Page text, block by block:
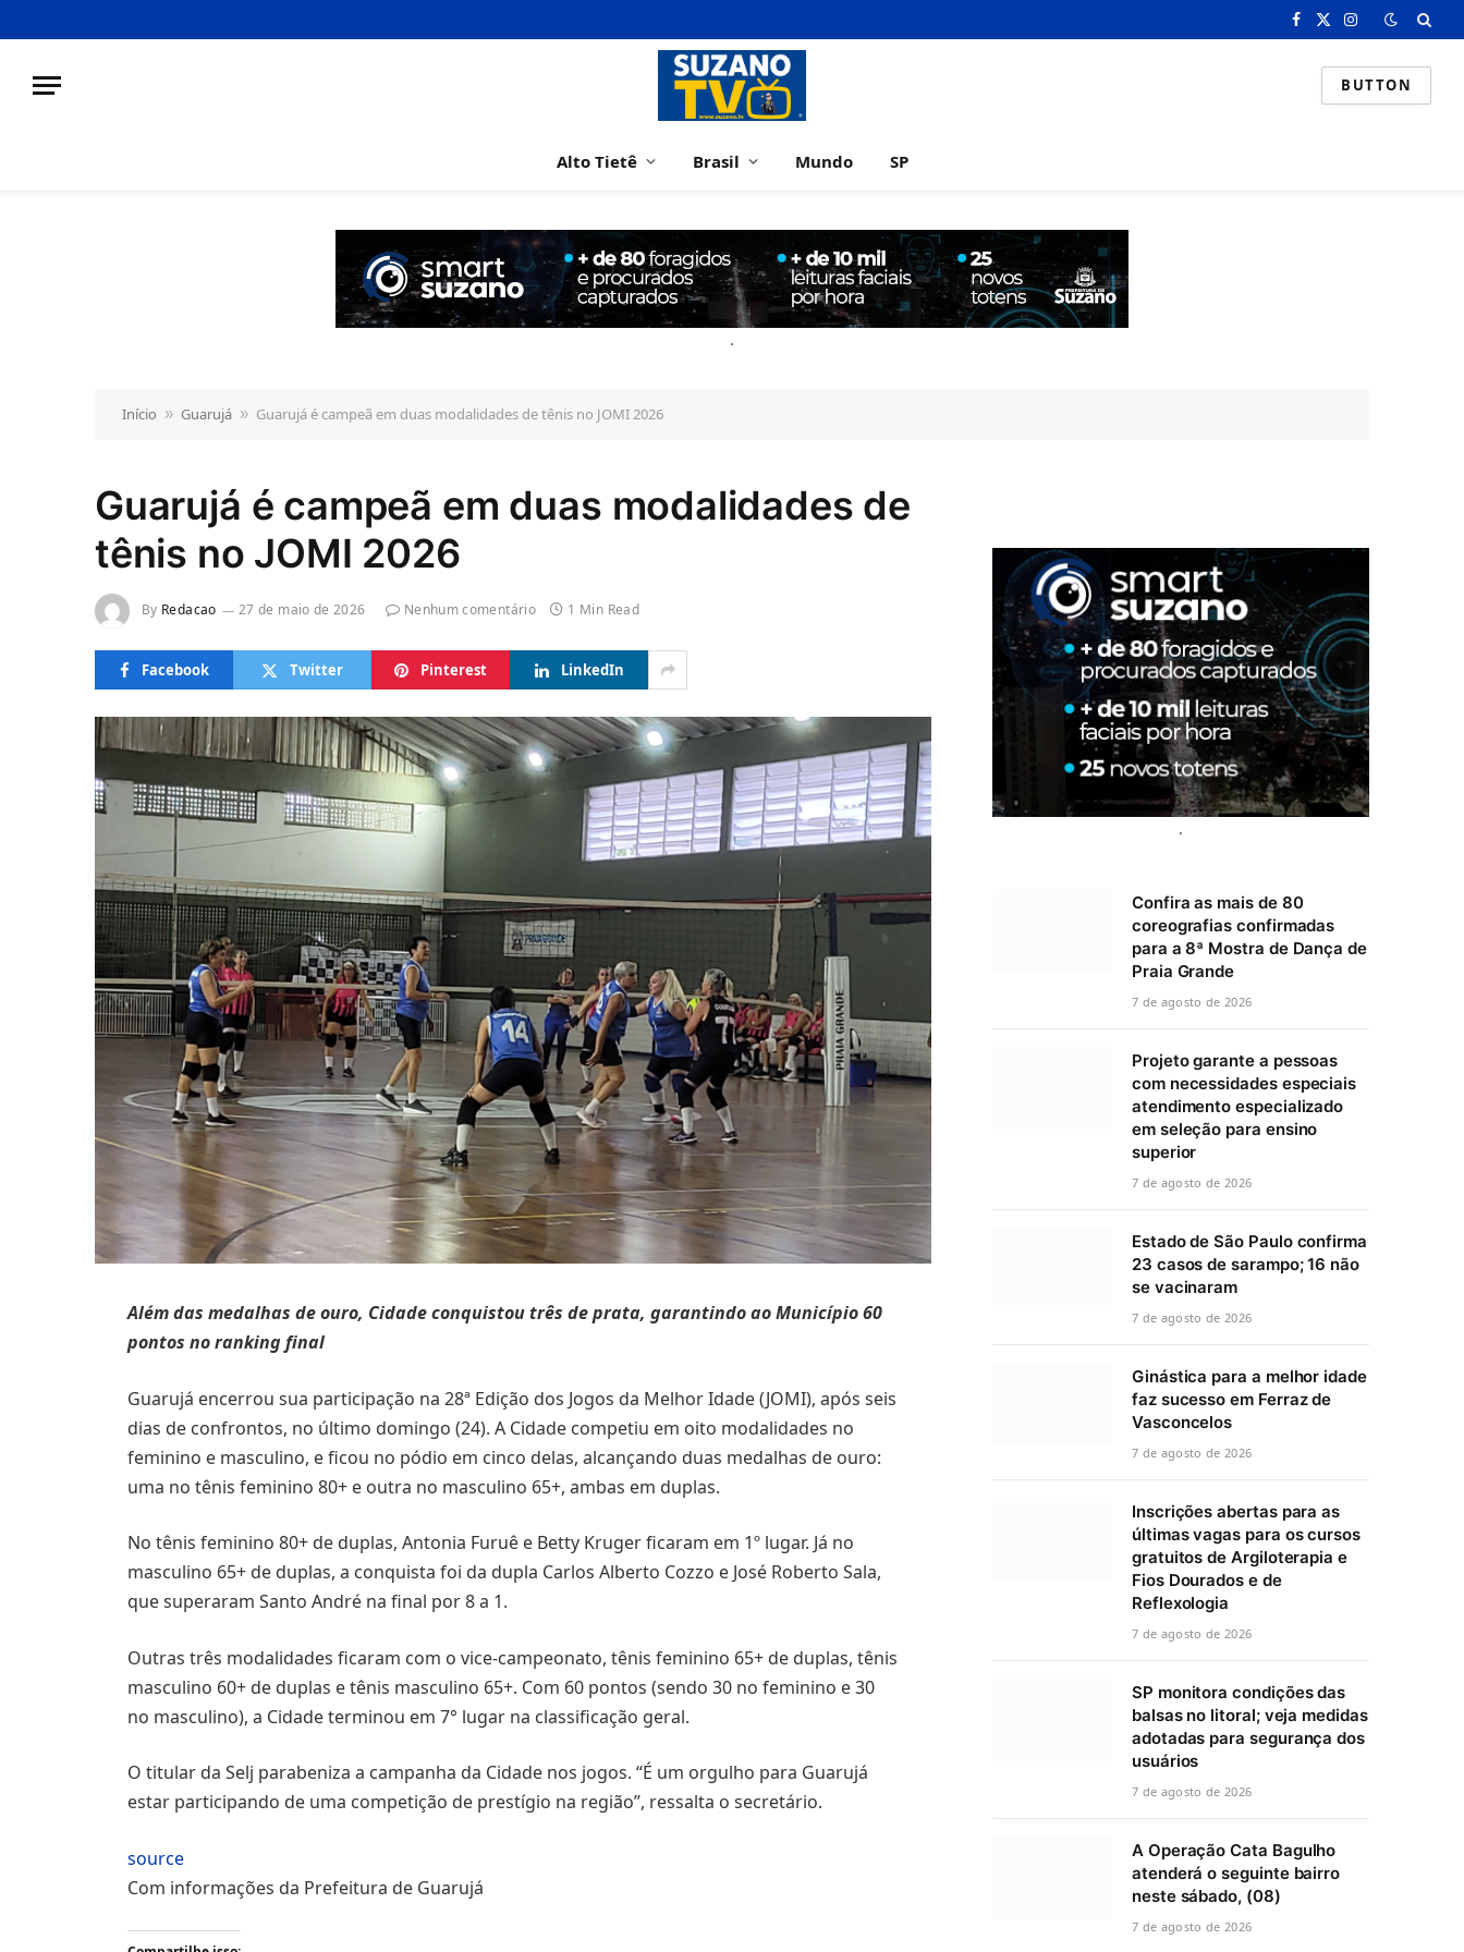
Facebook
X
Instagram
BUTTON
Alto Tietê Brasil Mundo SP
.
Início » Guarujá » Guarujá é campeã em duas modalidades de tênis no JOMI 2026
Guarujá é campeã em duas modalidades de
tênis no JOMI 2026
By Redacao 27 de maio de 2026 Nenhum comentário 1 Min Read
Facebook Twitter Pinterest LinkedIn
Além das medalhas de ouro, Cidade conquistou três de prata, garantindo ao Município 60
pontos no ranking final
Guarujá encerrou sua participação na 28ª Edição dos Jogos da Melhor Idade (JOMI), após seis
dias de confrontos, no último domingo (24). A Cidade competiu em oito modalidades no
feminino e masculino, e ficou no pódio em cinco delas, alcançando duas medalhas de ouro:
uma no tênis feminino 80+ e outra no masculino 65+, ambas em duplas.
No tênis feminino 80+ de duplas, Antonia Furuê e Betty Kruger ficaram em 1º lugar. Já no
masculino 65+ de duplas, a conquista foi da dupla Carlos Alberto Cozzo e José Roberto Sala,
que superaram Santo André na final por 8 a 1.
Outras três modalidades ficaram com o vice-campeonato, tênis feminino 65+ de duplas, tênis
masculino 60+ de duplas e tênis masculino 65+. Com 60 pontos (sendo 30 no feminino e 30
no masculino), a Cidade terminou em 7° lugar na classificação geral.
O titular da Selj parabeniza a campanha da Cidade nos jogos. “É um orgulho para Guarujá
estar participando de uma competição de prestígio na região”, ressalta o secretário.
source
Com informações da Prefeitura de Guarujá
.
Confira as mais de 80
coreografias confirmadas
para a 8ª Mostra de Dança de
Praia Grande
7 de agosto de 2026
Projeto garante a pessoas
com necessidades especiais
atendimento especializado
em seleção para ensino
superior
7 de agosto de 2026
Estado de São Paulo confirma
23 casos de sarampo; 16 não
se vacinaram
7 de agosto de 2026
Ginástica para a melhor idade
faz sucesso em Ferraz de
Vasconcelos
7 de agosto de 2026
Inscrições abertas para as
últimas vagas para os cursos
gratuitos de Argiloterapia e
Fios Dourados e de
Reflexologia
7 de agosto de 2026
SP monitora condições das
balsas no litoral; veja medidas
adotadas para segurança dos
usuários
7 de agosto de 2026
A Operação Cata Bagulho
atenderá o seguinte bairro
neste sábado, (08)
7 de agosto de 2026